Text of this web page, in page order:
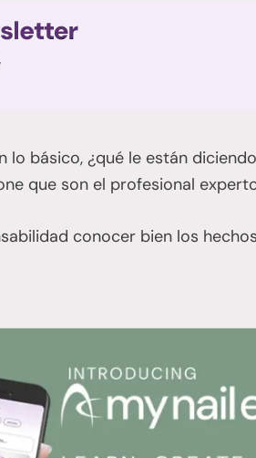
básico, ¿qué le están
que son el profesional
conocer bien los